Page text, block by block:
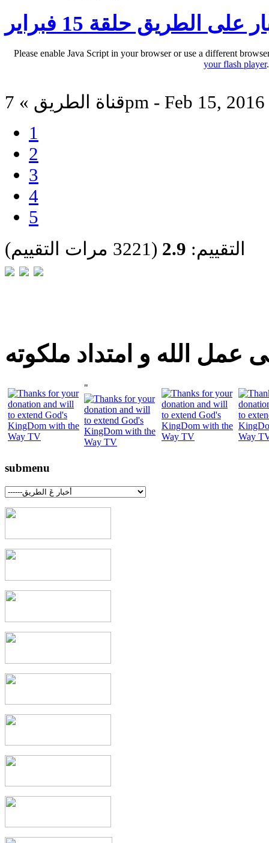
على الطريق حلقة 15 فبراير
Please enable Java Script in your browser or use a different
your flash player.
قناة الطريق » 7pm - Feb 15, 2016
1
2
3
4
5
التقييم: 2.9 (3221 مرات التقييم)
عمل الله و امتداد ملكوته
"
submenu